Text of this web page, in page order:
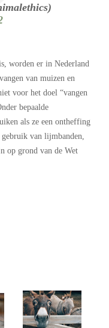
, worden er in Nederland
van muizen en
voor het doel “vangen
bepaalde
als ze een ontheffing
van lijmbanden,
op grond van de Wet